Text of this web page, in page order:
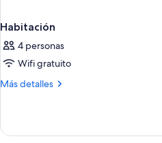
Habitación
4 personas
Wifi gratuito
Más detalles
Más